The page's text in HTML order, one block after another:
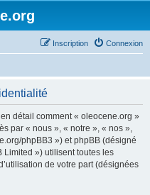
Connexion
Inscription
détail comment « oleocene.org »
par « nous », « notre », « nos »,
phpBB3 ») et phpBB (désigné
Limited ») utilisent toutes les
de votre part (désignées